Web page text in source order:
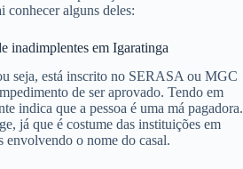
conhecer alguns deles:
inadimplentes em Igaratinga
seja, está inscrito no SERASA ou MGC
de ser aprovado. Tendo em
indica que a pessoa é uma má pagadora.
já que é costume das instituições em
envolvendo o nome do casal.